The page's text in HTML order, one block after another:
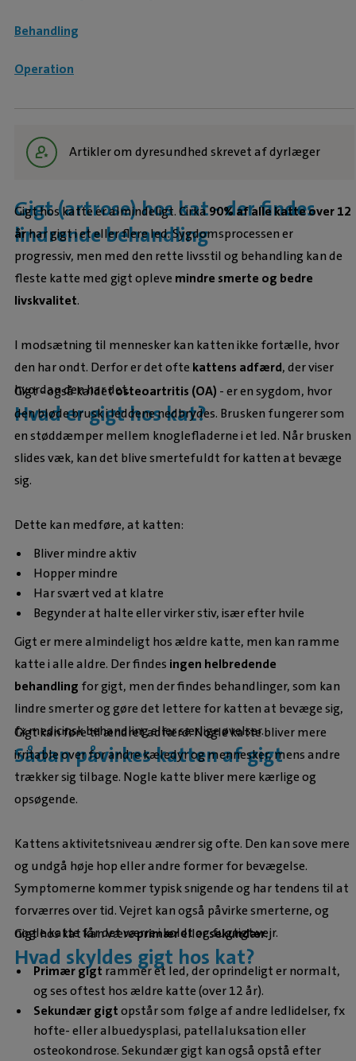
Behandling
Operation
Artikler om dyresundhed skrevet af dyrlæger
Gigt (artrose) hos kat - der findes
lindrende behandling
Gigt hos katte er almindeligt. Cirka90% af alle katte over 12
århar gigt i et eller flere led. Sygdomsprocessen er
progressiv, men med den rette livsstil og behandling kan de
fleste katte med gigt opleve mindre smerte og bedre
livskvalitet.
I modsætning til mennesker kan katten ikke fortælle, hvor
den har ondt. Derfor er det ofte kattens adfærd, der viser
hvordan den har det.
Hvad er gigt hos kat?
Gigt - også kaldetosteoartritis (OA) - er en sygdom, hvor
den bløde brusk i leddene nedbrydes. Brusken fungerer som
en støddæmper mellem knoglefladerne i et led. Når brusken
slides væk, kan det blive smertefuldt for katten at bevæge
sig.
Dette kan medføre, at katten:
Bliver mindre aktiv
Hopper mindre
Har svært ved at klatre
Begynder at halte eller virker stiv, især efter hvile
Gigt er mere almindeligt hos ældre katte, men kan ramme
katte i alle aldre. Der findes ingen helbredende
behandling for gigt, men der findes behandlinger, som kan
lindre smerter og gøre det lettere for katten at bevæge sig,
fx medicinsk behandling eller særlige øvelser.
Sådan påvirkes katten af gigt
Gigt kan føre til ændret adfærd. Nogle katte bliver mere
irritable over for andre kæledyr og mennesker, mens andre
trækker sig tilbage. Nogle katte bliver mere kærlige og
opsøgende.
Kattens aktivitetsniveau ændrer sig ofte. Den kan sove mere
og undgå høje hop eller andre former for bevægelse.
Symptomerne kommer typisk snigende og har tendens til at
forværres over tid. Vejret kan også påvirke smerterne, og
nogle katte får det værre i koldt og fugtigt vejr.
Hvad skyldes gigt hos kat?
Gigt hos kat kan væreprimærellersekundær.
Primær gigt rammer et led, der oprindeligt er normalt,
og ses oftest hos ældre katte (over 12 år).
Sekundær gigtopstår som følge af andre ledlidelser, fx
hofte- eller albuedysplasi, patellaluksation eller
osteokondrose. Sekundær gigt kan også opstå efter